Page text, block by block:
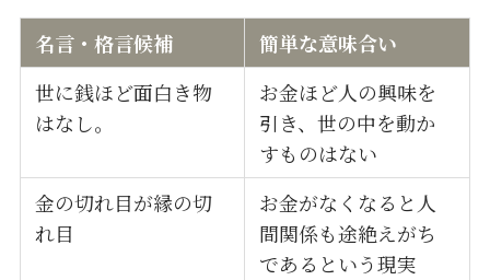
名言・格言候補
簡単な意味合い
世に銭ほど面白き物
はなし。
お金ほど人の興味を
引き、世の中を動か
すものはない
金の切れ目が縁の切
れ目
お金がなくなると人
間関係も途絶えがち
であるという現実